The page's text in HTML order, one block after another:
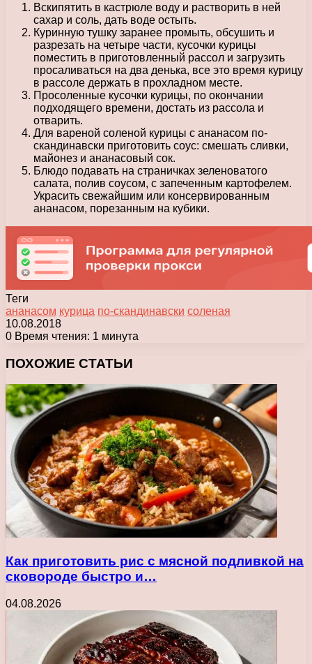
Вскипятить в кастрюле воду и растворить в ней
сахар и соль, дать воде остыть.
Куринную тушку заранее промыть, обсушить и
разрезать на четыре части, кусочки курицы
поместить в приготовленный рассол и загрузить
просаливаться на два денька, все это время курицу
в рассоле держать в прохладном месте.
Просоленные кусочки курицы, по окончании
подходящего времени, достать из рассола и
отварить.
Для вареной соленой курицы с ананасом по-
скандинавски приготовить соус: смешать сливки,
майонез и ананасовый сок.
Блюдо подавать на страничках зеленоватого
салата, полив соусом, с запеченным картофелем.
Украсить свежайшим или консервированным
ананасом, порезанным на кубики.
Теги
ананасом курица по-скандинавски соленая
10.08.2018
0 Время чтения: 1 минута
ПОХОЖИЕ СТАТЬИ
Как приготовить рис с мясной подливкой на
сковороде быстро и…
04.08.2026